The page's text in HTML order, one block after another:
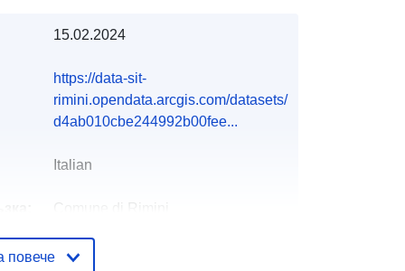
15.02.2024
https://data-sit-
rimini.opendata.arcgis.com/datasets/
d4ab010cbe244992b00fee...
Italian
Comune di Rimini
URL адрес:
повече